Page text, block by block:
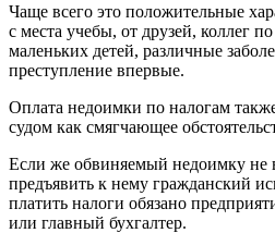
Чаще всего это положительные
с места учебы, от друзей, коллег
маленьких детей, различные
преступление впервые.
Оплата недоимки по налогам
судом как смягчающее
Если же обвиняемый недоимку не
предъявить к нему гражданский
платить налоги обязано
или главный бухгалтер.